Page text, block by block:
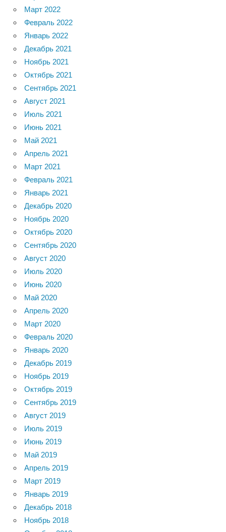
Март 2022
Февраль 2022
Январь 2022
Декабрь 2021
Ноябрь 2021
Октябрь 2021
Сентябрь 2021
Август 2021
Июль 2021
Июнь 2021
Май 2021
Апрель 2021
Март 2021
Февраль 2021
Январь 2021
Декабрь 2020
Ноябрь 2020
Октябрь 2020
Сентябрь 2020
Август 2020
Июль 2020
Июнь 2020
Май 2020
Апрель 2020
Март 2020
Февраль 2020
Январь 2020
Декабрь 2019
Ноябрь 2019
Октябрь 2019
Сентябрь 2019
Август 2019
Июль 2019
Июнь 2019
Май 2019
Апрель 2019
Март 2019
Январь 2019
Декабрь 2018
Ноябрь 2018